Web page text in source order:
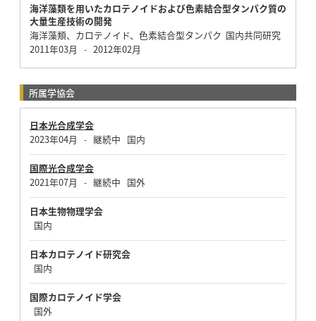
海洋藻類を用いたカロテノイドおよび色素結合型タンパク質の
大量生産技術の開発
海洋藻類、カロテノイド、色素結合型タンパク 国内共同研究
2011年03月
- 2012年02月
所属学協会
日本光合成学会
2023年04月
- 継続中 国内
国際光合成学会
2021年07月
- 継続中 国外
日本生物物理学会
国内
日本カロテノイド研究会
国内
国際カロテノイド学会
国外